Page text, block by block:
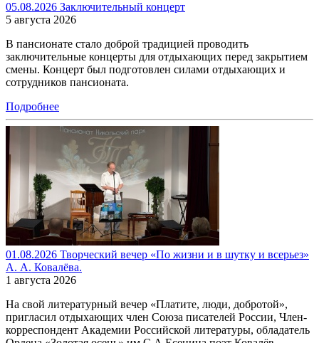
05.08.2026 Заключительный концерт
5 августа 2026
В пансионате стало доброй традицией проводить
заключительные концерты для отдыхающих перед закрытием
смены. Концерт был подготовлен силами отдыхающих и
сотрудников пансионата.
Подробнее
01.08.2026 Творческий вечер «По жизни и в шутку и всерьез»
А. А. Ковалёва.
1 августа 2026
На свой литературный вечер «Платите, люди, добротой»,
пригласил отдыхающих член Союза писателей России, Член-
корреспондент Академии Российской литературы, обладатель